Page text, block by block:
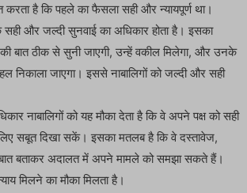
करता है कि पहले का फैसला सही और न्यायपूर्ण था।
सही और जल्दी सुनवाई का अधिकार होता है। इसका
बात ठीक से सुनी जाएगी, उन्हें वकील मिलेगा, और उनके
निकाला जाएगा। इससे नाबालिगों को जल्दी और सही
नाबालिगों को यह मौका देता है कि वे अपने पक्ष को सही
सबूत दिखा सकें। इसका मतलब है कि वे दस्तावेज,
बात बताकर अदालत में अपने मामले को समझा सकते हैं।
मिलने का मौका मिलता है।